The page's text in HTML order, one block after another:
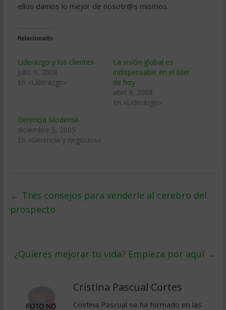
ellos damos lo mejor de nosotr@s mismos.
Relacionado
Liderazgo y los clientes
julio 9, 2008
En «Liderazgo»
La visión global es
indispensable en el líder
de hoy
abril 9, 2008
En «Liderazgo»
Gerencia Moderna
diciembre 5, 2005
En «Gerencia y negocios»
← Tres consejos para venderle al cerebro del
prospecto
¿Quieres mejorar tu vida? Empieza por aquí →
Cristina Pascual Cortes
Cristina Pascual se ha formado en las